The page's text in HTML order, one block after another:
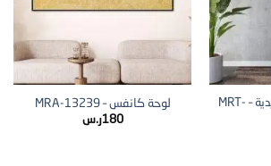
لوحة الفسيفساء التجريدية – MRT-
لوحة كانفس – MRA-13239
180ر.س